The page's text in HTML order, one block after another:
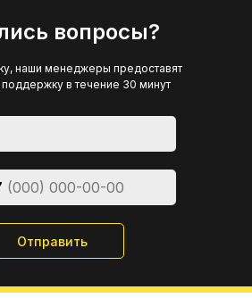
вопросы?
Отправить
наши менеджеры предоставят
в течение 30 минут